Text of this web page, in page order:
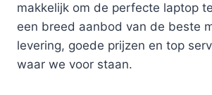
makkelijk om de perfecte laptop
een breed aanbod van de beste
levering, goede prijzen en top
waar we voor staan.